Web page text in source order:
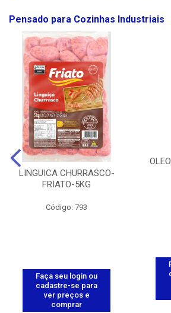
Pensado para Cozinhas Industriais
LINGUICA CHURRASCO-
FRIATO-5KG
Código: 793
Faça seu login ou
cadastre-se para
ver preços e
comprar